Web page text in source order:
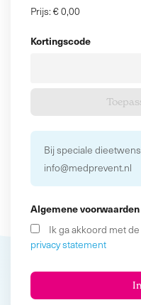
Prijs: € 0,00
Kortingscode
Bij speciale
info@medprevent.nl
Algemene voorwaarden
Ik ga akkoord met de
privacy statement